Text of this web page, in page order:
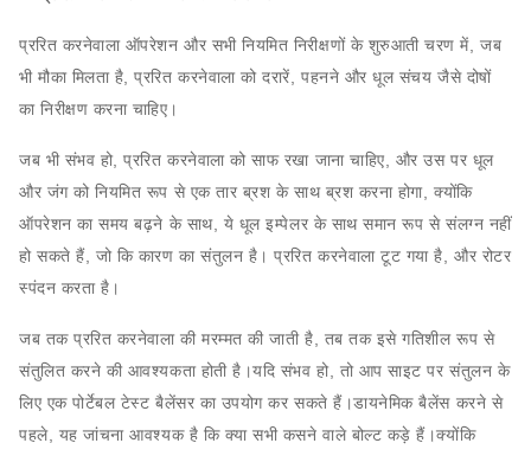
प्ररित करनेवाला ऑपरेशन और सभी नियमित निरीक्षणों के शुरुआती चरण में, जब
भी मौका मिलता है, प्ररित करनेवाला को दरारें, पहनने और धूल संचय जैसे दोषों
का निरीक्षण करना चाहिए।
जब भी संभव हो, प्ररित करनेवाला को साफ रखा जाना चाहिए, और उस पर धूल
और जंग को नियमित रूप से एक तार ब्रश के साथ ब्रश करना होगा, क्योंकि
ऑपरेशन का समय बढ़ने के साथ, ये धूल इम्पेलर के साथ समान रूप से संलग्न नहीं
हो सकते हैं, जो कि कारण का संतुलन है। प्ररित करनेवाला टूट गया है, और रोटर
स्पंदन करता है।
जब तक प्ररित करनेवाला की मरम्मत की जाती है, तब तक इसे गतिशील रूप से
संतुलित करने की आवश्यकता होती है।यदि संभव हो, तो आप साइट पर संतुलन के
लिए एक पोर्टेबल टेस्ट बैलेंसर का उपयोग कर सकते हैं।डायनेमिक बैलेंस करने से
पहले, यह जांचना आवश्यक है कि क्या सभी कसने वाले बोल्ट कड़े हैं।क्योंकि